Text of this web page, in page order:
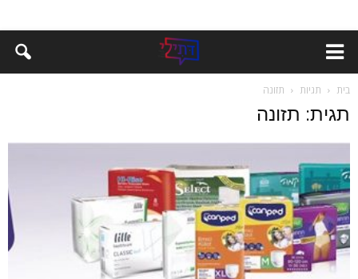
בית תגיות תזונה
תגית: תזונה